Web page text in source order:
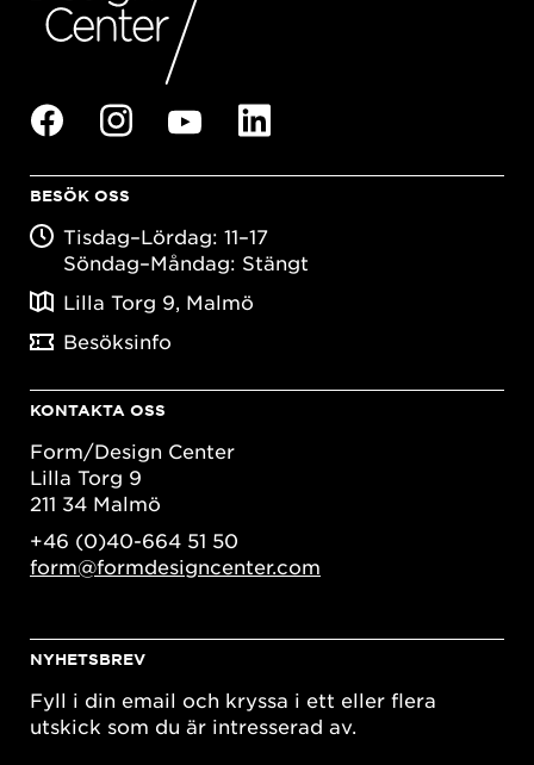
BESÖK OSS
Tisdag–Lördag: 11–17
Söndag–Måndag: Stängt
Lilla Torg 9, Malmö
Besöksinfo
KONTAKTA OSS
Form/Design Center
Lilla Torg 9
211 34 Malmö
+46 (0)40-664 51 50
form@formdesigncenter.com
NYHETSBREV
Fyll i din email och kryssa i ett eller flera
utskick som du är intresserad av.